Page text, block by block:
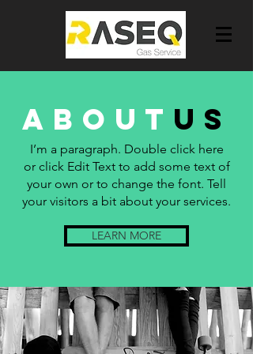
about us
I’m a paragraph. Double click here
or click Edit Text to add some text of
your own or to change the font. Tell
your visitors a bit about your services.
LEARN MORE